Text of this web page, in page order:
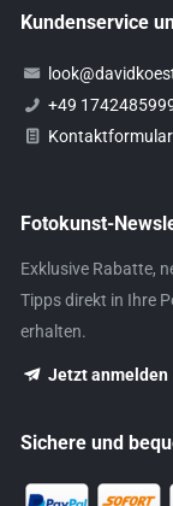
Kundenservice
+49
Kontaktformular
Fotokunst-
Exklusive Rabatte,
Tipps direkt in Ihre
erhalten.
Jetzt anmelden
Sichere und